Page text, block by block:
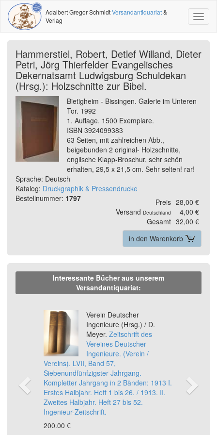
Adalbert Gregor SchmidtVersandantiquariat&
Verlag
Hammerstiel, Robert, Detlef Willand, Dieter
Petri, Jörg Thierfelder Evangelisches
Dekernatsamt Ludwigsburg Schuldekan
(Hrsg.): Holzschnitte zur Bibel.
Bietigheim - Bissingen. Galerie im Unteren
Tor. 1992
1. Auflage. 1500 Exemplare.
ISBN 3924099383
63 Seiten, mit zahlreichen Abb.,
beigebunden 2 original- Holzschnitte,
englische Klapp-Broschur, sehr schön
erhalten, 29,5 x 21,5 cm. Sehr selten! rar!
Sprache: Deutsch
Katalog: Druckgraphik & Pressendrucke
Bestellnummer: 1797 Preis 28,00 €
Versand Deutschland
4,00 €
Gesamt 32,00 €
in den Warenkorb
Interessante Bücher aus unserem
Versandantiquariat:
Verein Deutscher
Ingenieure (Hrsg.) / D.
Meyer. Zeitschrift des
Vereines Deutscher
Ingenieure. (Verein /
Vereins). LVII, Band 57,
Siebenundfünfzigster Jahrgang.
Kompletter Jahrgang in 2 Bänden: 1913 I.
Erstes Halbjahr. Heft 1 bis 26. / 1913. II.
Zweites Halbjahr. Heft 27 bis 52.
Ingenieur-Zeitschrift.
200,00 €
Previous